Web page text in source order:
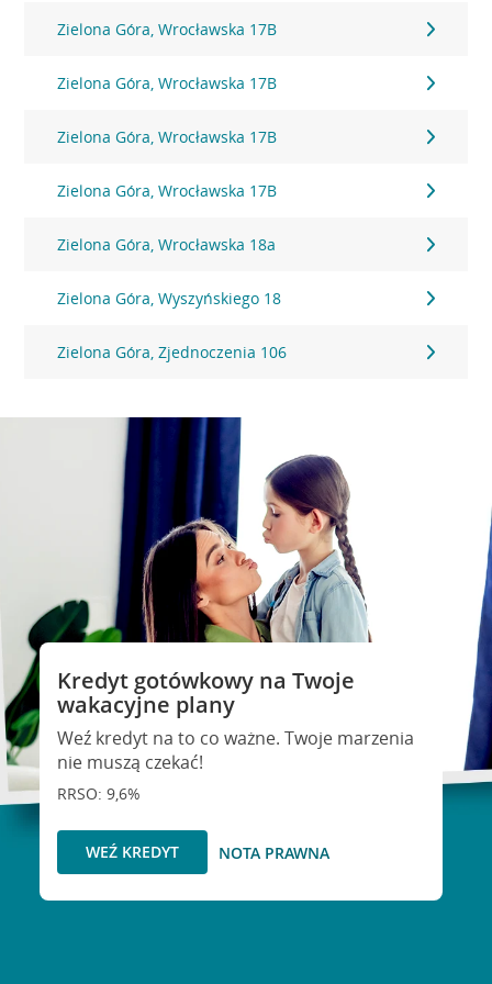
Zielona Góra, Wrocławska 17B
Zielona Góra, Wrocławska 17B
Zielona Góra, Wrocławska 17B
Zielona Góra, Wrocławska 17B
Zielona Góra, Wrocławska 18a
Zielona Góra, Wyszyńskiego 18
Zielona Góra, Zjednoczenia 106
Kredyt gotówkowy na Twoje
wakacyjne plany
Weź kredyt na to co ważne. Twoje marzenia
nie muszą czekać!
RRSO: 9,6%
WEŹ KREDYT NOTA PRAWNA